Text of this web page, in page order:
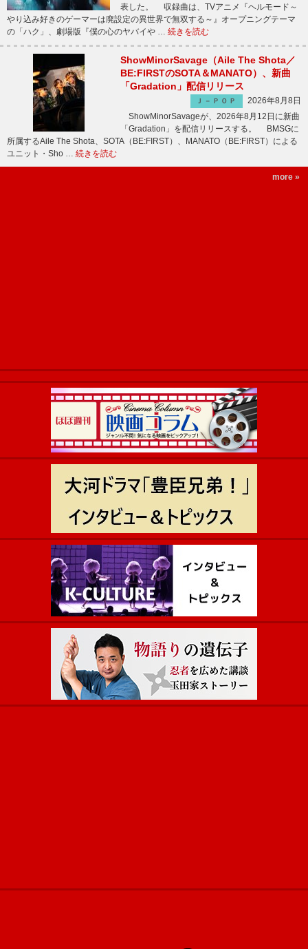
表した。 収録曲は、TVアニメ『ヘルモード～
やり込み好きのゲーマーは廃設定の異世界で無双する～』オープニングテーマ
の「ハク」、劇場版『僕の心のヤバイや … 続きを読む
ShowMinorSavage（Aile The Shota／
BE:FIRSTのSOTA＆MANATO）、新曲
「Gradation」配信リリース
Ｊ－ＰＯＰ
2026年8月8日
ShowMinorSavageが、2026年8月12日に新曲
「Gradation」を配信リリースする。 BMSGに
所属するAile The Shota、SOTA（BE:FIRST）、MANATO（BE:FIRST）による
ユニット・Sho … 続きを読む
more »